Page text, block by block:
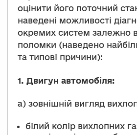
оцінити його поточний
наведені можливості
окремих систем залежно
поломки (наведено
та типові причини):
1. Двигун автомобіля:
а) зовнішній вигляд
білий колір вихлопних